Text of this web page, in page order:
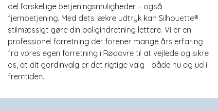
del forskellige betjeningsmuligheder – også
fjernbetjening. Med dets lækre udtryk kan Silhouette®
stilmæssigt gøre din boligindretning lettere. Vi er en
professionel forretning der forener mange års erfaring
fra vores egen forretning i Rødovre til at vejlede og sikre
os, at dit gardinvalg er det rigtige valg - både nu og ud i
fremtiden.